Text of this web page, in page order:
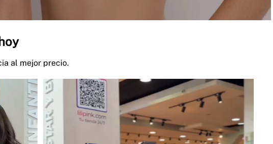
al mejor precio.